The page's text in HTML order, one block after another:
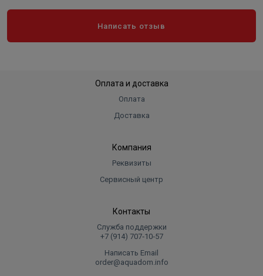
Написать отзыв
Оплата и доставка
Оплата
Доставка
Компания
Реквизиты
Сервисный центр
Контакты
Служба поддержки
+7 (914) 707‑10‑57
Написать Email
order@aquadom.info